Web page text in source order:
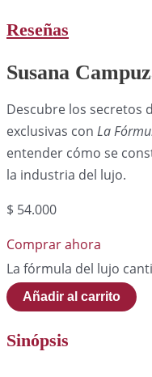
Reseñas
Susana
Descubre los secretos
exclusivas con La
entender cómo se
la industria del lujo.
$ 54.000
Comprar ahora
La fórmula del lujo
Añadir al carrito
Sinópsis